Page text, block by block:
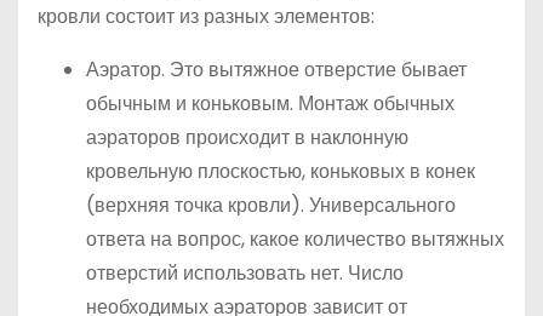
кровли состоит из разных элементов:
Аэратор. Это вытяжное отверстие бывает
обычным и коньковым. Монтаж обычных
аэраторов происходит в наклонную
кровельную плоскостью, коньковых в конек
(верхняя точка кровли). Универсального
ответа на вопрос, какое количество вытяжных
отверстий использовать нет. Число
необходимых аэраторов зависит от